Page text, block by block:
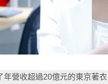
年營收超過20億元的東京著